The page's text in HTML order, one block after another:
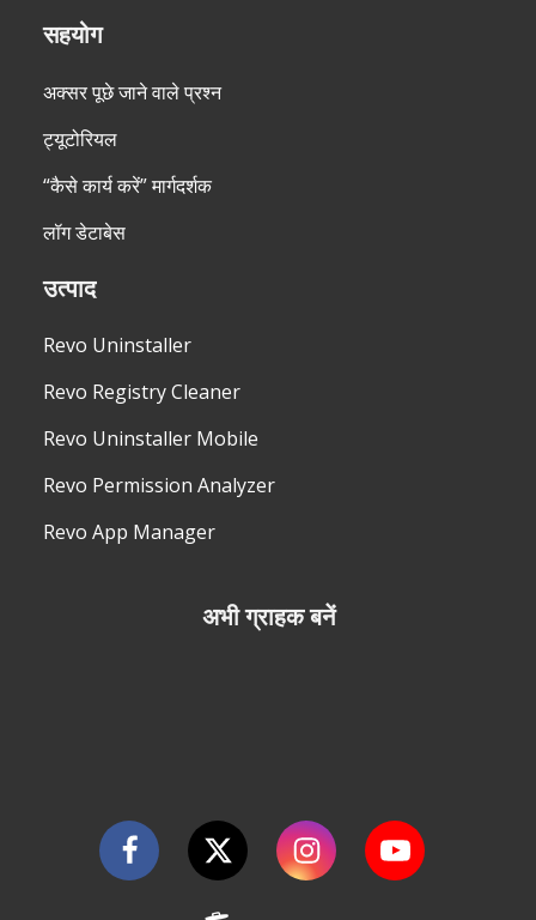
सहयोग
अक्सर पूछे जाने वाले प्रश्न
ट्यूटोरियल
“कैसे कार्य करें” मार्गदर्शक
लॉग डेटाबेस
उत्पाद
Revo Uninstaller
Revo Registry Cleaner
Revo Uninstaller Mobile
Revo Permission Analyzer
Revo App Manager
अभी ग्राहक बनें